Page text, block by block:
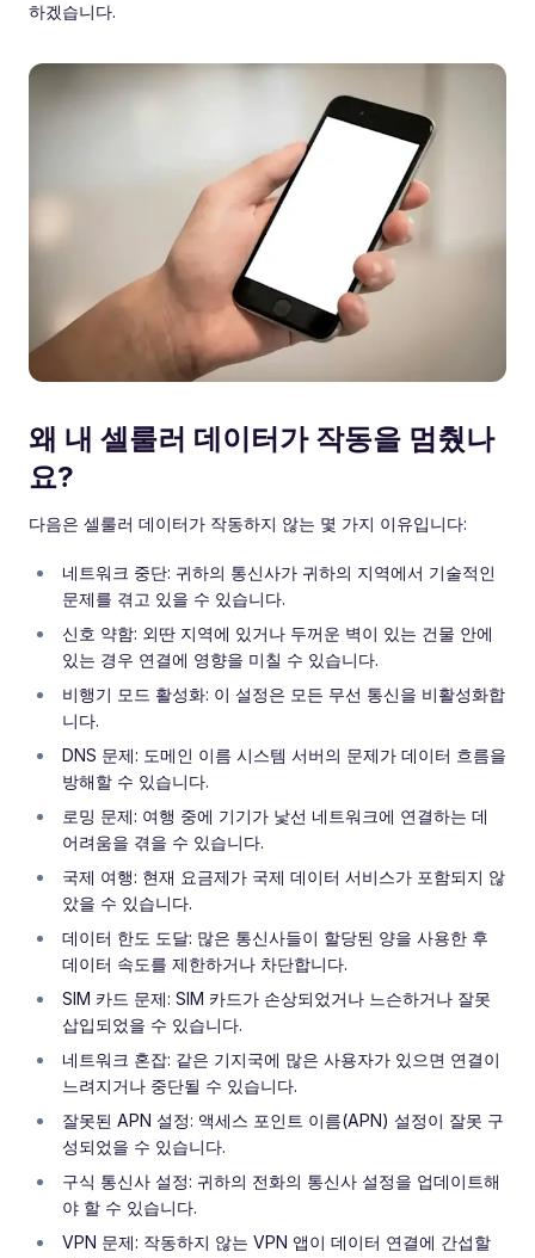
하겠습니다.
왜 내 셀룰러 데이터가 작동을 멈췄나
요?
다음은 셀룰러 데이터가 작동하지 않는 몇 가지 이유입니다:
네트워크 중단: 귀하의 통신사가 귀하의 지역에서 기술적인
문제를 겪고 있을 수 있습니다.
신호 약함: 외딴 지역에 있거나 두꺼운 벽이 있는 건물 안에
있는 경우 연결에 영향을 미칠 수 있습니다.
비행기 모드 활성화: 이 설정은 모든 무선 통신을 비활성화합
니다.
DNS 문제: 도메인 이름 시스템 서버의 문제가 데이터 흐름을
방해할 수 있습니다.
로밍 문제: 여행 중에 기기가 낯선 네트워크에 연결하는 데
어려움을 겪을 수 있습니다.
국제 여행: 현재 요금제가 국제 데이터 서비스가 포함되지 않
았을 수 있습니다.
데이터 한도 도달: 많은 통신사들이 할당된 양을 사용한 후
데이터 속도를 제한하거나 차단합니다.
SIM 카드 문제: SIM 카드가 손상되었거나 느슨하거나 잘못
삽입되었을 수 있습니다.
네트워크 혼잡: 같은 기지국에 많은 사용자가 있으면 연결이
느려지거나 중단될 수 있습니다.
잘못된 APN 설정: 액세스 포인트 이름(APN) 설정이 잘못 구
성되었을 수 있습니다.
구식 통신사 설정: 귀하의 전화의 통신사 설정을 업데이트해
야 할 수 있습니다.
VPN 문제: 작동하지 않는 VPN 앱이 데이터 연결에 간섭할